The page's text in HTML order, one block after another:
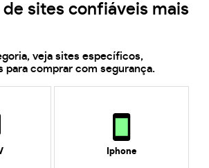
sites confiáveis mais
veja sites específicos,
para comprar com segurança.
Iphone